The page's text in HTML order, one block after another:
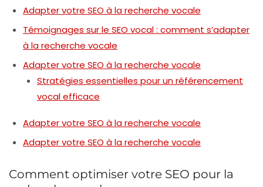
Adapter votre SEO à la recherche vocale
Témoignages sur le SEO vocal : comment s’adapter
à la recherche vocale
Adapter votre SEO à la recherche vocale
Stratégies essentielles pour un référencement
vocal efficace
Adapter votre SEO à la recherche vocale
Adapter votre SEO à la recherche vocale
Comment optimiser votre SEO pour la